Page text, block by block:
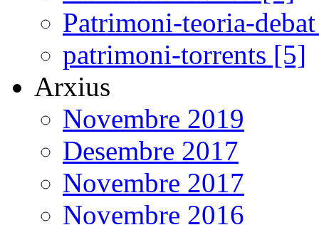
Patrimoni-teoria-
patrimoni-torrents [5]
Arxius
Novembre 2019
Desembre 2017
Novembre 2017
Novembre 2016